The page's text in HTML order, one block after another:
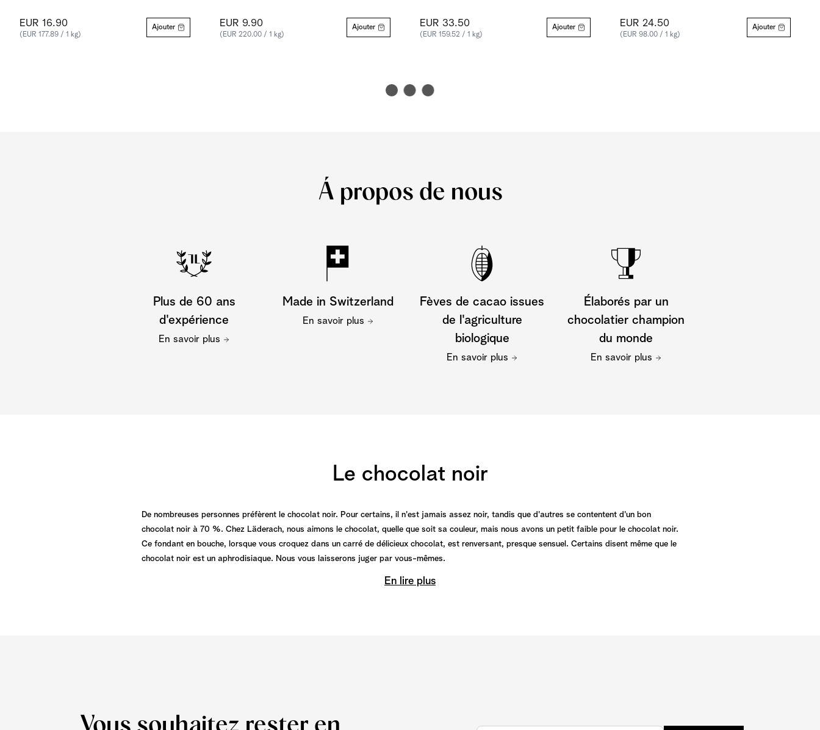
EUR 16.90
(EUR 177.89 / 1 kg)
Ajouter EUR 9.90
(EUR 220.00 / 1 kg)
Ajouter EUR 33.50
(EUR 159.52 / 1 kg)
Ajouter EUR 24.50
(EUR 98.00 / 1 kg)
Ajouter
Á propos de nous
Plus de 60 ans
d'expérience
En savoir plus
Made in Switzerland
En savoir plus
Fèves de cacao issues
de l'agriculture
biologique
En savoir plus
Élaborés par un
chocolatier champion
du monde
En savoir plus
Le chocolat noir
De nombreuses personnes préfèrent le chocolat noir. Pour certains, il n'est jamais assez noir, tandis que d'autres se contentent d'un bon
chocolat noir à 70 %. Chez Läderach, nous aimons le chocolat, quelle que soit sa couleur, mais nous avons un petit faible pour le chocolat noir.
Ce fondant en bouche, lorsque vous croquez dans un carré de délicieux chocolat, est renversant, presque sensuel. Certains disent même que le
chocolat noir est un aphrodisiaque. Nous vous laisserons juger par vous-mêmes.
En lire plus